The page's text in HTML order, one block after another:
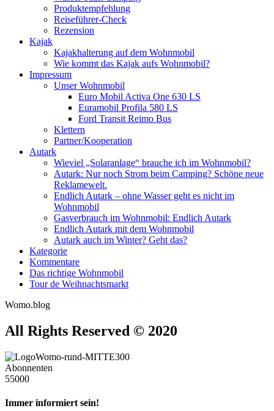
Produktempfehlung
Reiseführer-Check
Rezension
Kajak
Kajakhalterung auf dem Wohnmobil
Wie kommt das Kajak aufs Wohnmobil?
Impressum
Unser Wohnmobil
Euro Mobil Activa One 630 LS
Euramobil Profila 580 LS
Ford Transit Reimo Bus
Klettern
Partner/Kooperation
Autark
Wieviel „Solaranlage“ brauche ich im Wohnmobil?
Autark: Nur noch Strom beim Camping? Schöne neue
Reklamewelt.
Endlich Autark – ohne Wasser geht es nicht im
Wohnmobil
Gasverbrauch im Wohnmobil: Endlich Autark
Endlich Autark mit dem Wohnmobil
Autark auch im Winter? Geht das?
Kategorie
Kommentare
Das richtige Wohnmobil
Tour de Weihnachtsmarkt
Womo.blog
All Rights Reserved © 2020
Abonnenten
55000
Immer informiert sein!